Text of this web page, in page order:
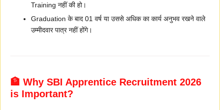
Training नहीं की हो।
Graduation के बाद 01 वर्ष या उससे अधिक का कार्य अनुभव रखने वाले
उम्मीदवार पात्र नहीं होंगे।
🏦 Why SBI Apprentice Recruitment 2026
is Important?